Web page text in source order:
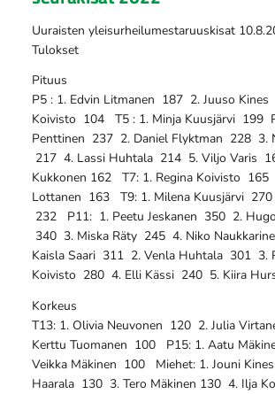
Uuraisten yleisurheilumestaruuskisat
Tulokset
Pituus
P5 : 1. Edvin Litmanen 187 2. Juuso
Koivisto 104 T5 : 1. Minja Kuusjärvi 199
Penttinen 237 2. Daniel Flyktman 228 3.
217 4. Lassi Huhtala 214 5. Viljo Varis
Kukkonen 162 T7: 1. Regina Koivisto 165
Lottanen 163 T9: 1. Milena Kuusjärvi
232 P11: 1. Peetu Jeskanen 350 2.
340 3. Miska Räty 245 4. Niko
Kaisla Saari 311 2. Venla Huhtala 301 3.
Koivisto 280 4. Elli Kässi 240 5. Kiira
Korkeus
T13: 1. Olivia Neuvonen 120 2. Julia
Kerttu Tuomanen 100 P15: 1. Aatu
Veikka Mäkinen 100 Miehet: 1. Jouni
Haarala 130 3. Tero Mäkinen 130 4. Ilja